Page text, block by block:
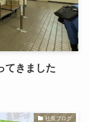
てきました
社長ブログ